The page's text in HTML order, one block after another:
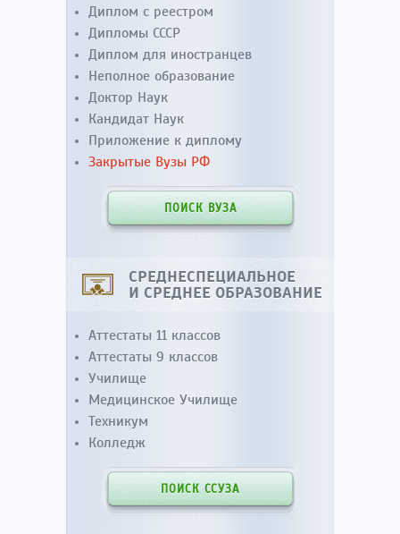
Диплом с реестром
Дипломы СССР
Диплом для иностранцев
Неполное образование
Доктор Наук
Кандидат Наук
Приложение к диплому
Закрытые Вузы РФ
ПОИСК ВУЗА
СРЕДНЕСПЕЦИАЛЬНОЕ
И СРЕДНЕЕ ОБРАЗОВАНИЕ
Аттестаты 11 классов
Аттестаты 9 классов
Училище
Медицинское Училище
Техникум
Колледж
ПОИСК ССУЗА